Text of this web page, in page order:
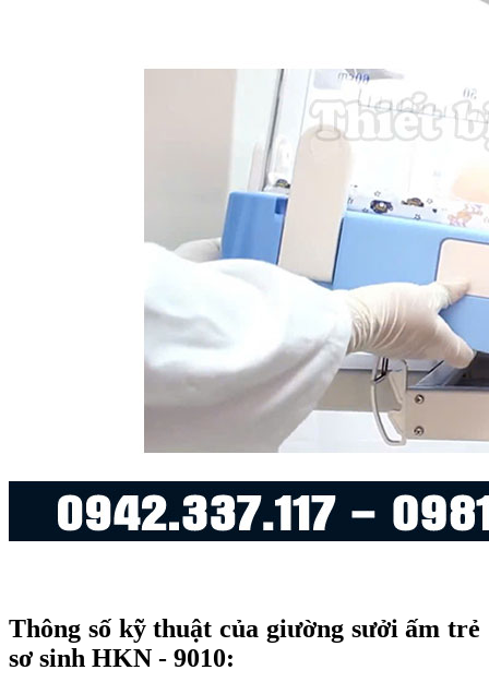
Thông số kỹ thuật của giường sưởi ấm trẻ
sơ sinh HKN - 9010: